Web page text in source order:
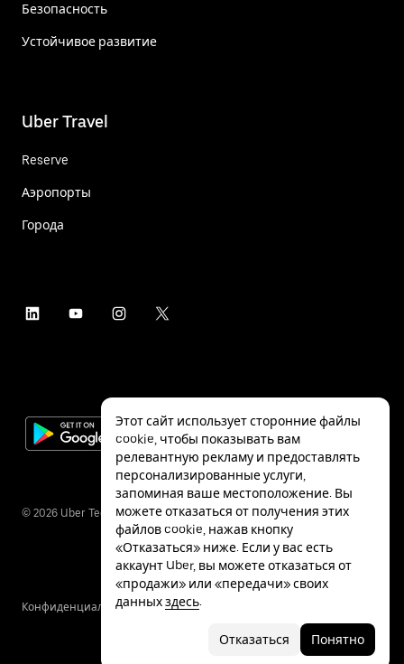
Безопасность
Устойчивое развитие
Uber Travel
Reserve
Аэропорты
Города
© 2026 Uber Technologies Inc.
КонфиденциальностьСпециальные
Этот сайт использует сторонние файлы
cookie, чтобы показывать вам
релевантную рекламу и предоставлять
персонализированные услуги,
запоминая ваше местоположение. Вы
можете отказаться от получения этих
файлов cookie, нажав кнопку
«Отказаться» ниже. Если у вас есть
аккаунт Uber, вы можете отказаться от
«продажи» или «передачи» своих
данныхздесь.
Отказаться Понятно